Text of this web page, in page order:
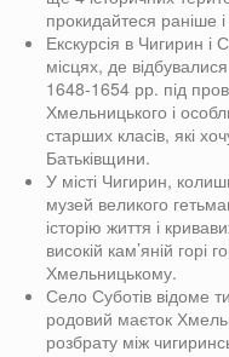
прокидайтеся раніше
Екскурсія в Чигирин і
місцях, де
1648-1654 рр. під
Хмельницького і
старших класів, які
Батьківщини.
У місті Чигирин,
музей великого
історію життя і
високій кам’яній горі
Хмельницькому.
Село Суботів відоме
родовий маєток
розбрату між